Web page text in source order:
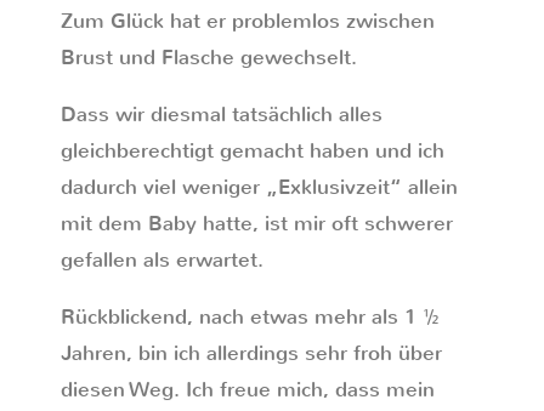
Zum Glück hat er problemlos zwischen
Brust und Flasche gewechselt.
Dass wir diesmal tatsächlich alles
gleichberechtigt gemacht haben und ich
dadurch viel weniger „Exklusivzeit“ allein
mit dem Baby hatte, ist mir oft schwerer
gefallen als erwartet.
Rückblickend, nach etwas mehr als 1 ½
Jahren, bin ich allerdings sehr froh über
diesen Weg. Ich freue mich, dass mein